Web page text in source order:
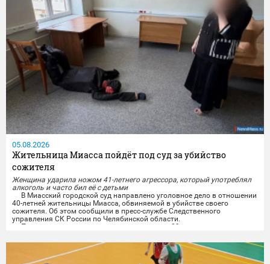
05.08.2026
Жительница Миасса пойдёт под суд за убийство
сожителя
Женщина ударила ножом 41-летнего агрессора, который употреблял
алкоголь и часто бил её с детьми
В Миасский городской суд направлено уголовное дело в отношении
40-летней жительницы Миасса, обвиняемой в убийстве своего
сожителя. Об этом сообщили в пресс-службе Следственного
управления СК России по Челябинской области.
По версии следствия, трагедия произошла 29 мая в доме по
сожителем произошёл конфликт, причиной которого стали...